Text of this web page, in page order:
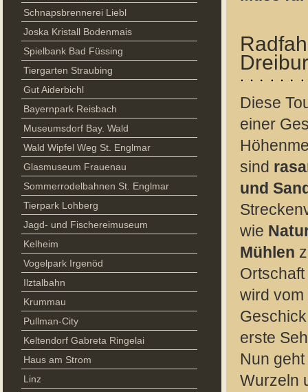
Schnapsbrennerei Liebl
Joska Kristall Bodenmais
Spielbank Bad Füssing
Tiergarten Straubing
Gut Aiderbichl
Bayernpark Reisbach
Museumsdorf Bay. Wald
Wald Wipfel Weg St. Englmar
Glasmuseum Frauenau
Sommerrodelbahnen St. Englmar
Tierpark Lohberg
Jagd- und Fischereimuseum
Kelheim
Vogelpark Irgenöd
Ilztalbahn
Krummau
Pullman-City
Keltendorf Gabreta Ringelai
Haus am Strom
Linz
Diese
einer
sind
und
wie
Mühlen
Ortschaft
wird
erste
Nun
Wurzeln